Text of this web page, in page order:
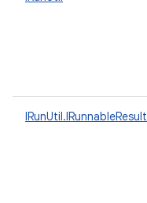
IRunUtil.IRunnableResult